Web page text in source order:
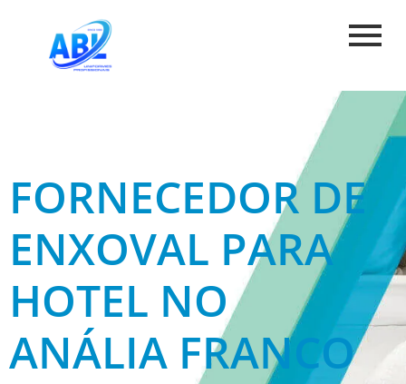
FORNECEDOR DE
ENXOVAL PARA
HOTEL NO
ANÁLIA FRANCO